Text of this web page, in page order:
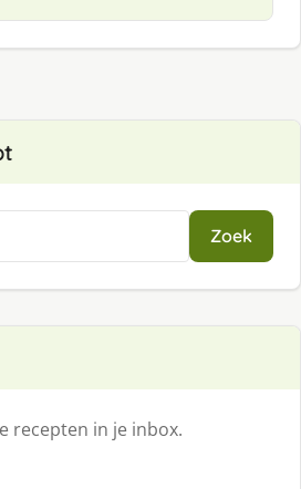
Zoek
recepten in je inbox.